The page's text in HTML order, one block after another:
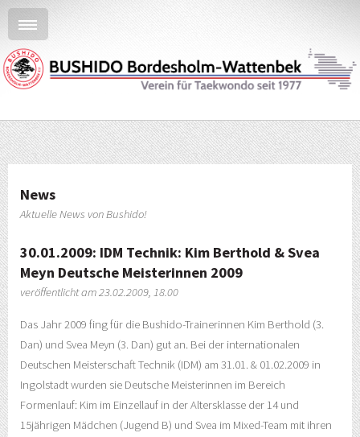
News
Aktuelle News von Bushido!
30.01.2009: IDM Technik: Kim Berthold & Svea
Meyn Deutsche Meisterinnen 2009
veröffentlicht am 23.02.2009, 18.00
Das Jahr 2009 fing für die Bushido-Trainerinnen Kim Berthold (3.
Dan) und Svea Meyn (3. Dan) gut an. Bei der internationalen
Deutschen Meisterschaft Technik (IDM) am 31.01. & 01.02.2009 in
Ingolstadt wurden sie Deutsche Meisterinnen im Bereich
Formenlauf: Kim im Einzellauf in der Altersklasse der 14 und
15jährigen Mädchen (Jugend B) und Svea im Mixed-Team mit ihren